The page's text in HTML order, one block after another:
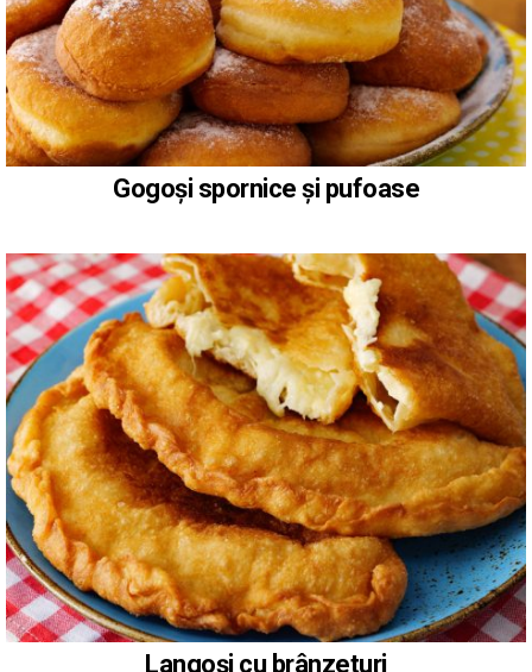
Gogoși spornice și pufoase
Langoși cu brânzeturi